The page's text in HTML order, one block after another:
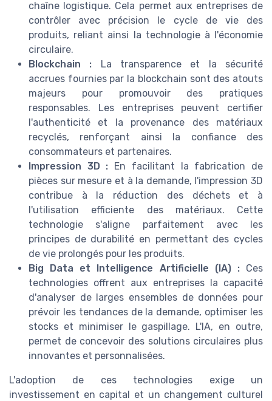
chaîne logistique. Cela permet aux entreprises de
contrôler avec précision le cycle de vie des
produits, reliant ainsi la technologie à l'économie
circulaire.
Blockchain : La transparence et la sécurité
accrues fournies par la blockchain sont des atouts
majeurs pour promouvoir des pratiques
responsables. Les entreprises peuvent certifier
l'authenticité et la provenance des matériaux
recyclés, renforçant ainsi la confiance des
consommateurs et partenaires.
Impression 3D : En facilitant la fabrication de
pièces sur mesure et à la demande, l'impression 3D
contribue à la réduction des déchets et à
l'utilisation efficiente des matériaux. Cette
technologie s'aligne parfaitement avec les
principes de durabilité en permettant des cycles
de vie prolongés pour les produits.
Big Data et Intelligence Artificielle (IA) : Ces
technologies offrent aux entreprises la capacité
d'analyser de larges ensembles de données pour
prévoir les tendances de la demande, optimiser les
stocks et minimiser le gaspillage. L'IA, en outre,
permet de concevoir des solutions circulaires plus
innovantes et personnalisées.
L'adoption de ces technologies exige un
investissement en capital et un changement culturel